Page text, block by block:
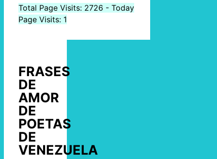
Total Page Visits: 2726 - Today
Page Visits: 1
FRASES
DE
AMOR
DE
POETAS
DE
VENEZUELA